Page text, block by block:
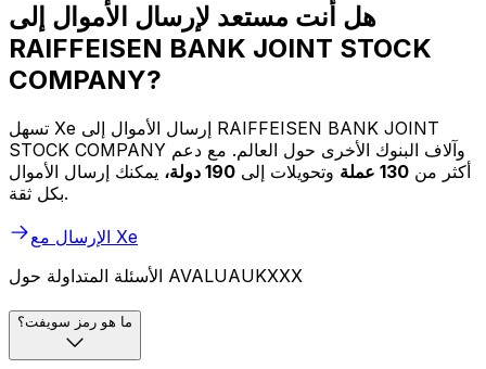
هل أنت مستعد لإرسال الأموال إلى
RAIFFEISEN BANK JOINT STOCK
COMPANY?
تسهل Xe إرسال الأموال إلى RAIFFEISEN BANK JOINT
STOCK COMPANY وآلاف البنوك الأخرى حول العالم. مع دعم
أكثر من 130 عملة وتحويلات إلى 190 دولة،
يمكنك إرسال الأموال
بكل ثقة.
الإرسال مع Xe
الأسئلة المتداولة حول AVALUAUKXXX
ما هو رمز سويفت؟